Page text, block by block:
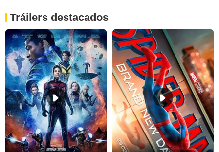
Tráilers destacados